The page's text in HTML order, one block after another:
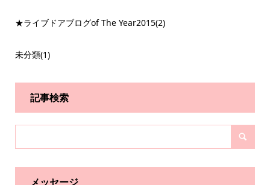
★ライブドアブログof The Year2015(2)
未分類(1)
記事検索
メッセージ